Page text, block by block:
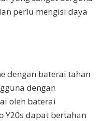
perlu mengisi daya
dengan baterai tahan
dengan
oleh baterai
Y20s dapat bertahan